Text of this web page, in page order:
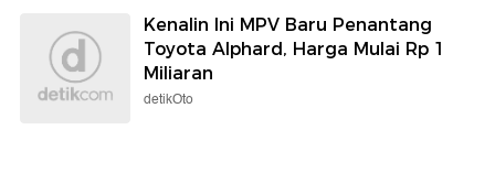
Kenalin Ini MPV Baru Penantang
Toyota Alphard, Harga Mulai Rp 1
Miliaran
detikOto